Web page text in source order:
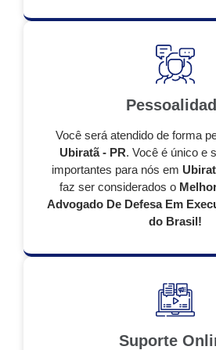
Você será atendido de forma
Ubiratã - PR. Você é único e
importantes para nós em
faz ser considerados o
Advogado De Defesa Em
do Brasil!
Suporte